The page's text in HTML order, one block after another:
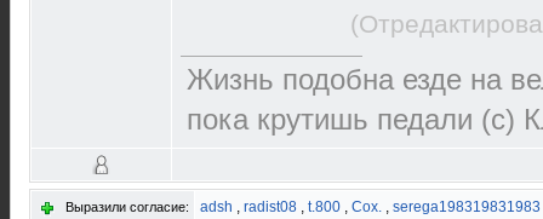
Жизнь подобна езде на
пока крутишь педали (с)
Выразили согласие: adsh , radist08 , t.800 , Cox. , serega198319831983